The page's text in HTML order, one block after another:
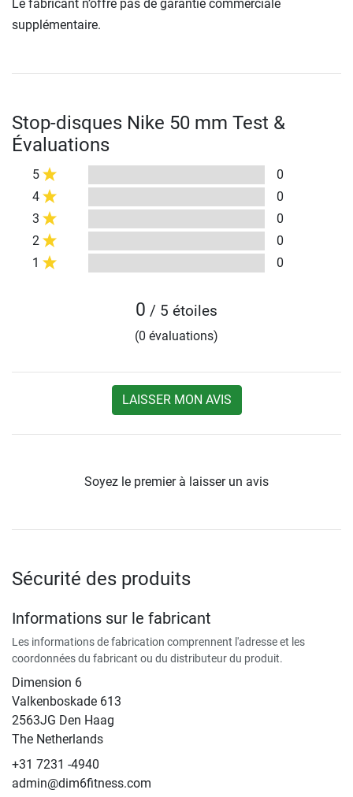
Le fabricant n’offre pas de garantie commerciale
supplémentaire.
Stop-disques Nike 50 mm Test &
Évaluations
5
0
4
0
3
0
2
0
1
0
0 / 5 étoiles
(0 évaluations)
LAISSER MON AVIS
Soyez le premier à laisser un avis
Sécurité des produits
Informations sur le fabricant
Les informations de fabrication comprennent l'adresse et les
coordonnées du fabricant ou du distributeur du produit.
Dimension 6
Valkenboskade 613
2563JG Den Haag
The Netherlands
+31 7231 -4940
admin@dim6fitness.com